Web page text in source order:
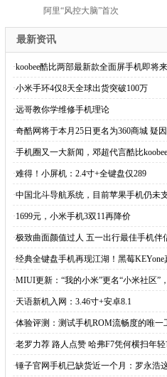
阿里“风控大脑”首次
最新资讯
·koobee酷比两部最新款全面屏手机即将
·小米手环4仅8天全球出货突破100万
·远哥教你学维修手机理论
·奇酷网将于本月25日更名为360商城 疑
·手机圈又一大新闻，邓超代言酷比
·难得！小屏机：2.4寸+全键盘仅289
·中国北斗导航系统，目前苹果手机仍未
·1699元，小米手机3双11再降价
·极致曲面颜值过人 五一出行最佳手机伴
·经典全键盘手机再现江湖！黑莓KEYone
·MIUI更新：“我的小米”更名“小米社区”，
·天语新机入网：3.46寸+安卓8.1
·体验评测：测试手机ROM流畅度的唯一
·老罗力荐 路人点赞 哈弗F7凭何横扫年
·锤子官网手机已缺货近一个月：罗永浩